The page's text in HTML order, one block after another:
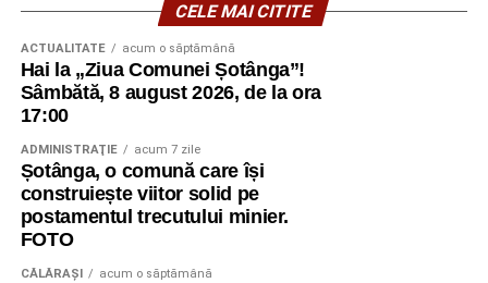
CELE MAI CITITE
ACTUALITATE acum o săptămână
Hai la „Ziua Comunei Șotânga”!
Sâmbătă, 8 august 2026, de la ora
17:00
ADMINISTRAŢIE acum 7 zile
Șotânga, o comună care își
construiește viitor solid pe
postamentul trecutului minier.
FOTO
CĂLĂRAŞI acum o săptămână